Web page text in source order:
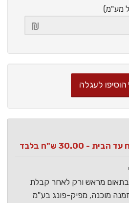
מע"מ)
הוסיפו לעגלה
- 30.00 ש"ח בלבד
בתאום מראש ורק לאחר קבלת
מוכנה, מפיק-פונג בע"מ